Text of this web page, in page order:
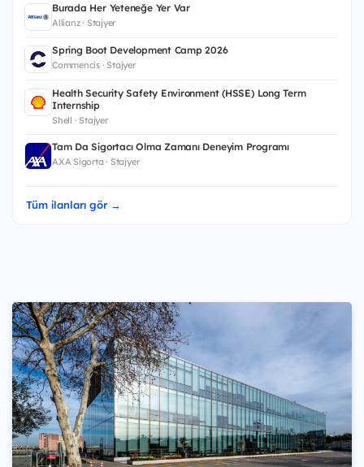
Burada Her Yeteneğe Yer Var
Allianz · Stajyer
Spring Boot Development Camp 2026
Commencis · Stajyer
Health Security Safety Environment (HSSE) Long Term
Internship
Shell · Stajyer
Tam Da Sigortacı Olma Zamanı Deneyim Programı
AXA Sigorta · Stajyer
Tüm ilanları gör →